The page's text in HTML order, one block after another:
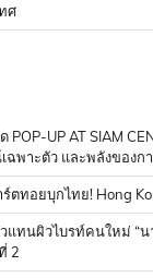
ศ
ด POP-UP AT SIAM
ฉพาะตัว และพลังของก
ตทอยบุกไทย! Hong
แทนผิวไบรท์คนใหม่ “น
2